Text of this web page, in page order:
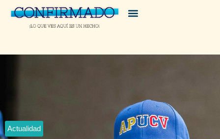
Actualidad